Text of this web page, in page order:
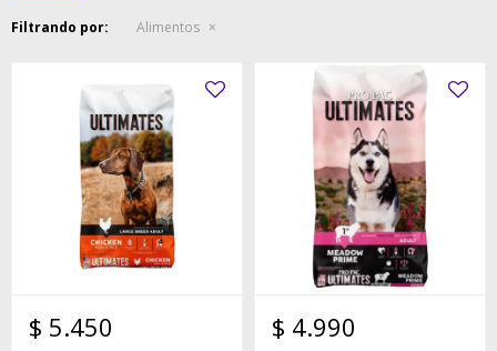
Filtrando por: Alimentos
$ 5.450 $ 4.990